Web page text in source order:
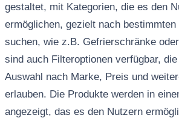
gestaltet, mit Kategorien, die es den
ermöglichen, gezielt nach
suchen, wie z.B. Gefrierschränke
sind auch Filteroptionen verfügbar,
Auswahl nach Marke, Preis und
erlauben. Die Produkte werden in
angezeigt, das es den Nutzern